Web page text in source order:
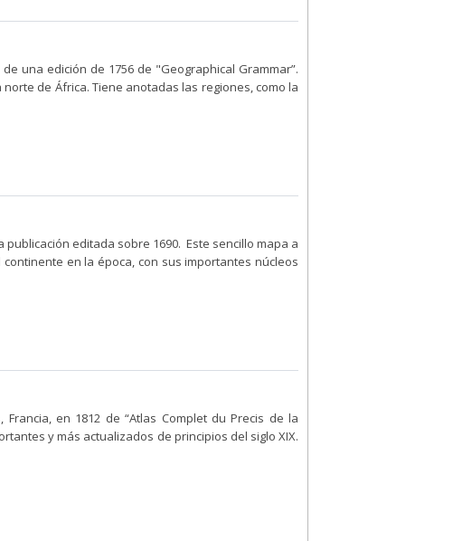
una edición de 1756 de "Geographical Grammar”.
de África. Tiene anotadas las regiones, como la
editada sobre 1690. Este sencillo mapa a
en la época, con sus importantes núcleos
en 1812 de “Atlas Complet du Precis de la
y más actualizados de principios del siglo XIX.